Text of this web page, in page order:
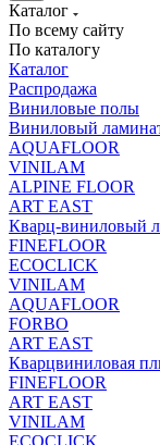
Каталог
По всему сайту
По каталогу
Каталог
Распродажа
Виниловые полы
Виниловый
AQUAFLOOR
VINILAM
ALPINE FLOOR
ART EAST
Кварц-виниловый
FINEFLOOR
ECOCLICK
VINILAM
AQUAFLOOR
FORBO
ART EAST
Кварцвиниловая
FINEFLOOR
ART EAST
VINILAM
ECOCLICK